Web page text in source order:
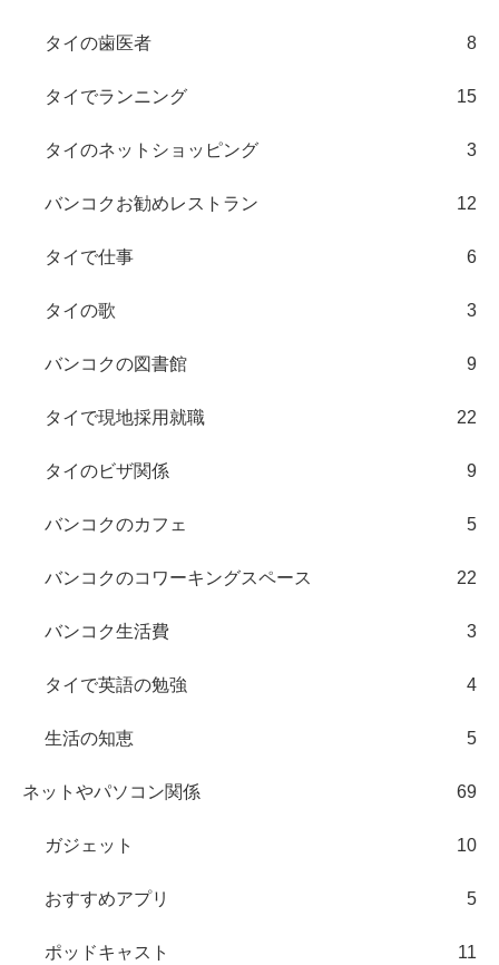
タイの歯医者 8
タイでランニング 15
タイのネットショッピング 3
バンコクお勧めレストラン 12
タイで仕事 6
タイの歌 3
バンコクの図書館 9
タイで現地採用就職 22
タイのビザ関係 9
バンコクのカフェ 5
バンコクのコワーキングスペース 22
バンコク生活費 3
タイで英語の勉強 4
生活の知恵 5
ネットやパソコン関係 69
ガジェット 10
おすすめアプリ 5
ポッドキャスト 11